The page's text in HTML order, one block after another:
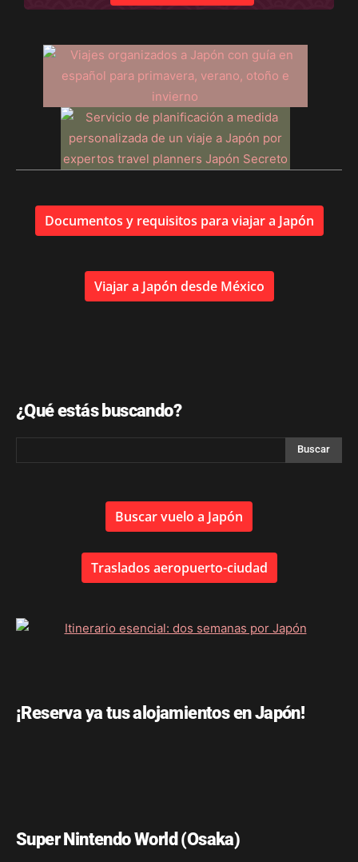
Documentos y requisitos para viajar a Japón
Viajar a Japón desde México
¿Qué estás buscando?
Buscar vuelo a Japón
Traslados aeropuerto-ciudad
¡Reserva ya tus alojamientos en Japón!
Super Nintendo World (Osaka)